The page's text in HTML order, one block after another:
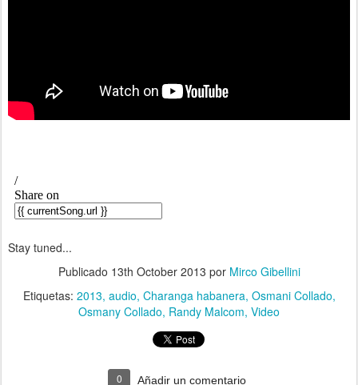
Stay tuned...
Publicado 13th October 2013 por Mirco Gibellini
Etiquetas: 2013 audio Charanga habanera Osmani Collado
Osmany Collado Randy Malcom Video
0 Añadir un comentario